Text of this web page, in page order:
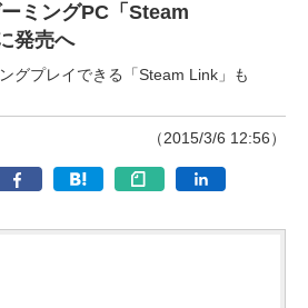
ミングPC「Steam
発売へ
グプレイできる「Steam Link」も
（2015/3/6 12:56）